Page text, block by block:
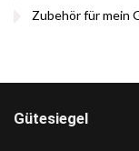
Zubehör für mein
Gütesiegel